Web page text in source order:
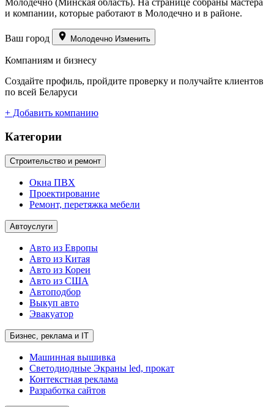
и компании, которые работают в Молодечно и в районе.
Ваш город Молодечно Изменить
Компаниям и бизнесу
Создайте профиль, пройдите проверку и получайте клиентов
по всей Беларуси
+ Добавить компанию
Категории
Строительство и ремонт
Окна ПВХ
Проектирование
Ремонт, перетяжка мебели
Автоуслуги
Авто из Европы
Авто из Китая
Авто из Кореи
Авто из США
Автоподбор
Выкуп авто
Эвакуатор
Бизнес, реклама и IT
Машинная вышивка
Светодиодные Экраны led, прокат
Контекстная реклама
Разработка сайтов